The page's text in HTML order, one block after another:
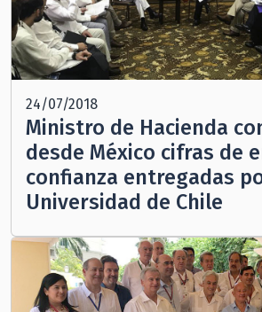
24/07/2018
Ministro de Hacienda
desde México cifras de
confianza entregadas
Universidad de Chile